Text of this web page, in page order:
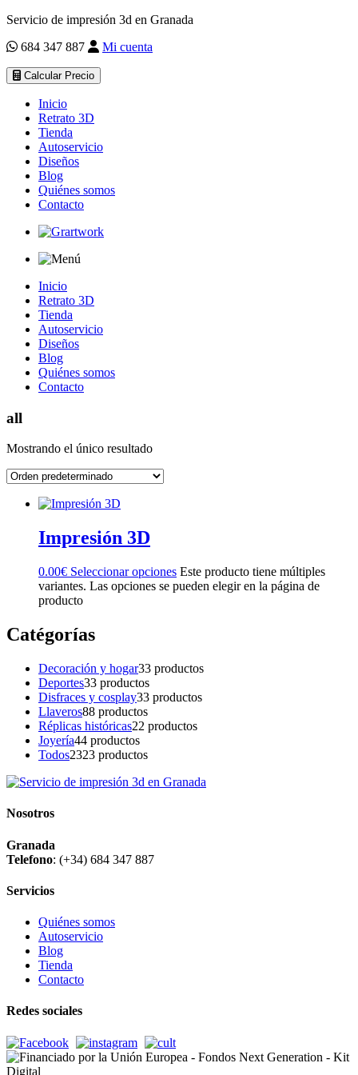
Servicio de impresión 3d en Granada
684 347 887
Mi cuenta
Calcular Precio
Inicio
Retrato 3D
Tienda
Autoservicio
Diseños
Blog
Quiénes somos
Contacto
Inicio
Retrato 3D
Tienda
Autoservicio
Diseños
Blog
Quiénes somos
Contacto
all
Mostrando el único resultado
Impresión 3D
0.00€ Seleccionar opciones Este producto tiene múltiples
variantes. Las opciones se pueden elegir en la página de
producto
Catégorías
Decoración y hogar33 productos
Deportes33 productos
Disfraces y cosplay33 productos
Llaveros88 productos
Réplicas históricas22 productos
Joyería44 productos
Todos2323 productos
Nosotros
Granada
Telefono: (+34) 684 347 887
Servicios
Quiénes somos
Autoservicio
Blog
Tienda
Contacto
Redes sociales